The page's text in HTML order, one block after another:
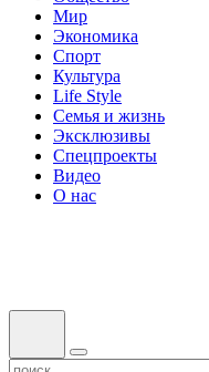
Мир
Экономика
Спорт
Культура
Life Style
Семья и жизнь
Эксклюзивы
Спецпроекты
Видео
О нас